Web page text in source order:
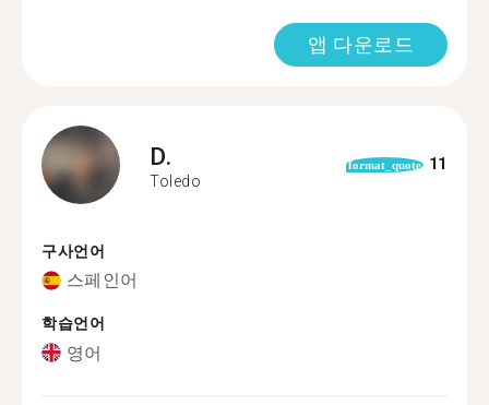
앱 다운로드
D.
Toledo
format_quote 11
구사언어
스페인어
학습언어
영어